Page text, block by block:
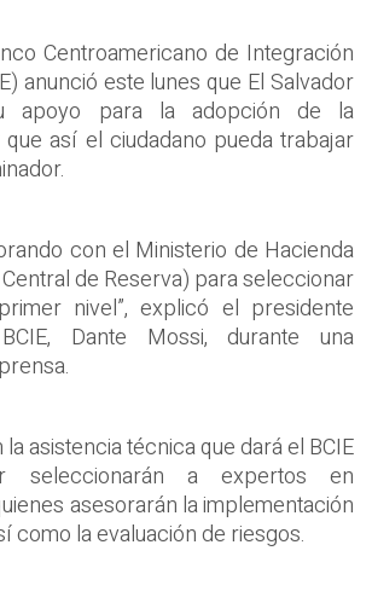
Centroamericano de Integración
anunció este lunes que El Salvador
apoyo para la adopción de la
así el ciudadano pueda trabajar
con el Ministerio de Hacienda
de Reserva) para seleccionar
nivel”, explicó el presidente
Dante Mossi, durante una
asistencia técnica que dará el BCIE
seleccionarán a expertos en
asesorarán la implementación
como la evaluación de riesgos.